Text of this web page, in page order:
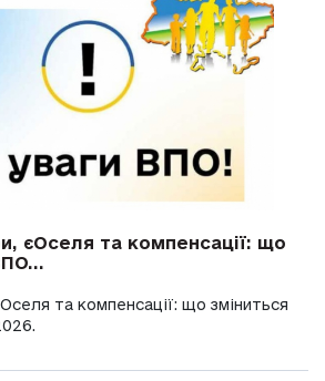
єОселя та компенсації: що
та компенсації: що зміниться